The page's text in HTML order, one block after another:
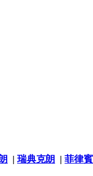
| 瑞典克朗 | 菲律賓